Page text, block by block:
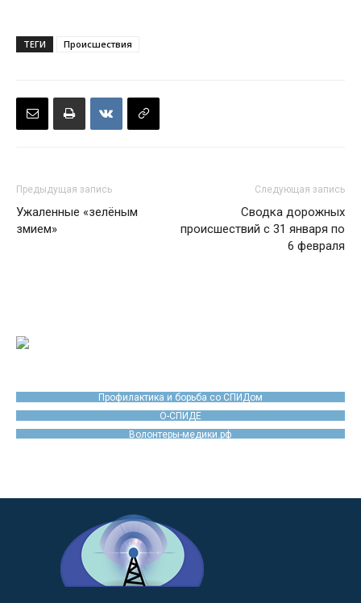
ТЕГИ Происшествия
Предыдущая запись
Ужаленные «зелёным
змием»
Следующая запись
Сводка дорожных
происшествий с 31 января по
6 февраля
Профилактика и борьба со СПИДом
О-СПИДЕ
Волонтеры-медики.рф